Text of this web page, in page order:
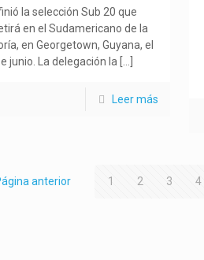
la selección Sub 20 que
en el Sudamericano de la
en Georgetown, Guyana, el
junio. La delegación la […]
Leer más
anterior 1 2 3 4